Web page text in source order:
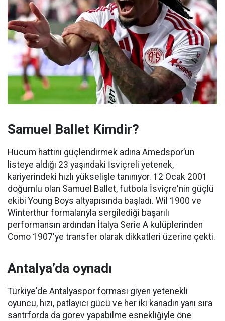
Samuel Ballet Kimdir?
Hücum hattını güçlendirmek adına Amedspor’un
listeye aldığı 23 yaşındaki İsviçreli yetenek,
kariyerindeki hızlı yükselişle tanınıyor. 12 Ocak 2001
doğumlu olan Samuel Ballet, futbola İsviçre'nin güçlü
ekibi Young Boys altyapısında başladı. Wil 1900 ve
Winterthur formalarıyla sergilediği başarılı
performansın ardından İtalya Serie A kulüplerinden
Como 1907'ye transfer olarak dikkatleri üzerine çekti.
Antalya’da oynadı
Türkiye'de Antalyaspor forması giyen yetenekli
oyuncu, hızı, patlayıcı gücü ve her iki kanadın yanı sıra
santrforda da görev yapabilme esnekliğiyle öne